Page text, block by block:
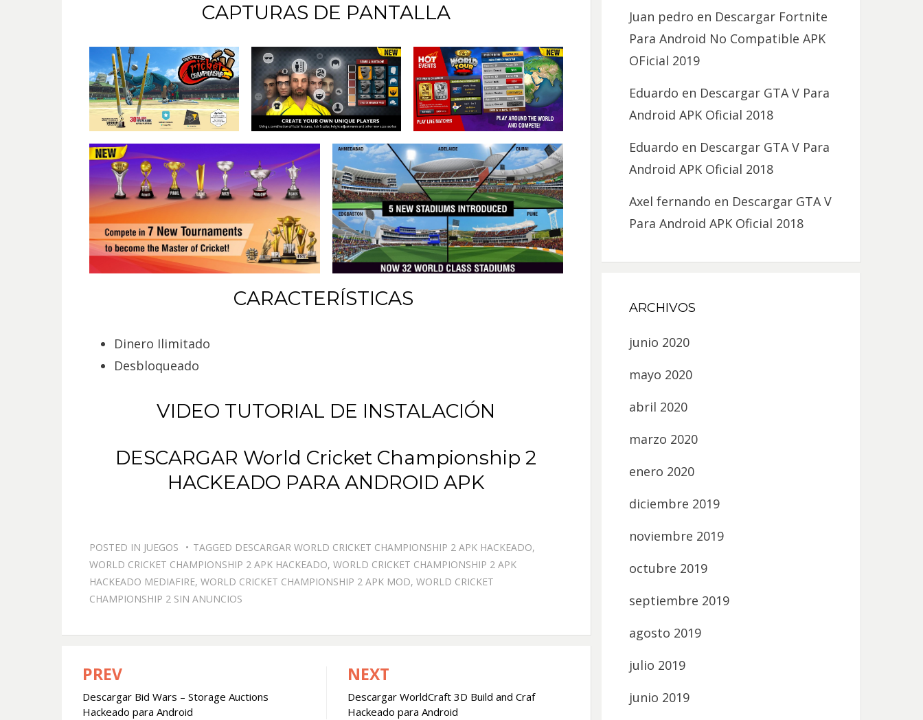
CAPTURAS DE PANTALLA
CARACTERÍSTICAS
Dinero Ilimitado
Desbloqueado
VIDEO TUTORIAL DE INSTALACIÓN
DESCARGAR World Cricket Championship 2
HACKEADO PARA ANDROID APK
POSTED IN JUEGOS TAGGED DESCARGAR WORLD CRICKET CHAMPIONSHIP 2 APK HACKEADO,
WORLD CRICKET CHAMPIONSHIP 2 APK HACKEADO, WORLD CRICKET CHAMPIONSHIP 2 APK
HACKEADO MEDIAFIRE, WORLD CRICKET CHAMPIONSHIP 2 APK MOD, WORLD CRICKET
CHAMPIONSHIP 2 SIN ANUNCIOS
Navegación
de
PREV
Descargar Bid Wars – Storage Auctions
Hackeado para Android
NEXT
Descargar WorldCraft 3D Build and Craf
Hackeado para Android
Juan pedro en Descargar Fortnite
Para Android No Compatible APK
OFicial 2019
Eduardo en Descargar GTA V Para
Android APK Oficial 2018
Eduardo en Descargar GTA V Para
Android APK Oficial 2018
Axel fernando en Descargar GTA V
Para Android APK Oficial 2018
ARCHIVOS
junio 2020
mayo 2020
abril 2020
marzo 2020
enero 2020
diciembre 2019
noviembre 2019
octubre 2019
septiembre 2019
agosto 2019
julio 2019
junio 2019